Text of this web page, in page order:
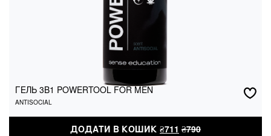
ГЕЛЬ 3В1 POWERTOOL FOR MEN
ANTISOCIAL
ДОДАТИ В КОШИК ₴711 ₴790
ГЕЛЬ 3В1 POWERTOOL FOR MEN
ANTISOCIAL
ДОДАТИ В КОШИК₴711₴790